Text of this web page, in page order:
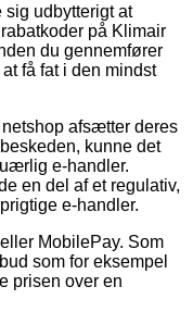
sig udbytterigt at
på Klimair
du gennemfører
få fat i den mindst
afsætter deres
kunne det
e-handler.
en del af et regulativ,
e-handler.
MobilePay. Som
som for eksempel
prisen over en